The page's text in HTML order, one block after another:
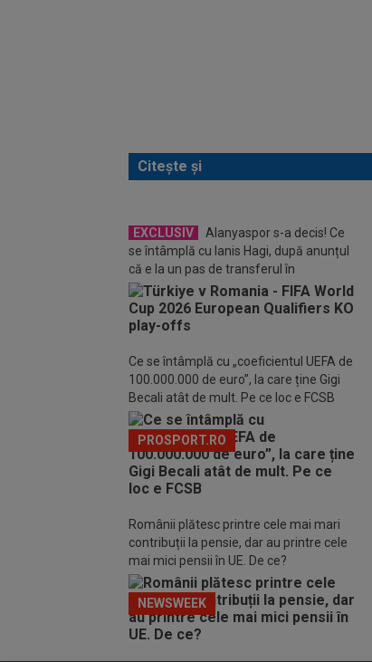
Citește și
EXCLUSIV
Alanyaspor s-a decis! Ce
se întâmplă cu Ianis Hagi, după anunțul
că e la un pas de transferul în
Bundesliga
Ce se întâmplă cu „coeficientul UEFA de
100.000.000 de euro”, la care ține Gigi
Becali atât de mult. Pe ce loc e FCSB
PROSPORT.RO
Românii plătesc printre cele mai mari
contribuții la pensie, dar au printre cele
mai mici pensii în UE. De ce?
NEWSWEEK